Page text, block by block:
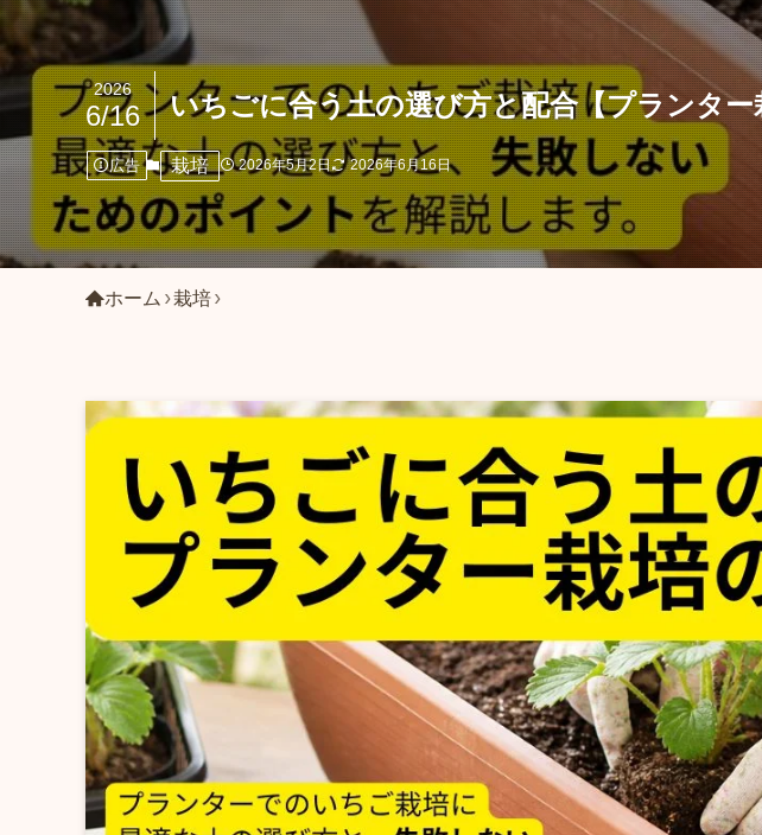
いちごに合う土の選び方と配合【プランタ
2026
6/16
広告 栽培 2026年5月2日 2026年6月16日
ホーム 栽培